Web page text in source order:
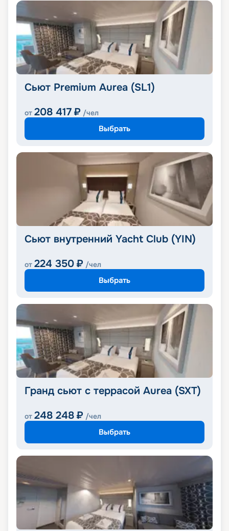
Сьют Premium Aurea (SL1)
от 208 417 ₽ /чел
Выбрать
Сьют внутренний Yacht Club (YIN)
от 224 350 ₽ /чел
Выбрать
Гранд сьют с террасой Aurea (SXT)
от 248 248 ₽ /чел
Выбрать